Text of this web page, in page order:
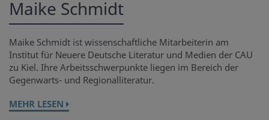
Maike Schmidt
Maike Schmidt ist wissenschaftliche Mitarbeiterin am
Institut für Neuere Deutsche Literatur und Medien der CAU
zu Kiel. Ihre Arbeitsschwerpunkte liegen im Bereich der
Gegenwarts- und Regionalliteratur.
MEHR LESEN